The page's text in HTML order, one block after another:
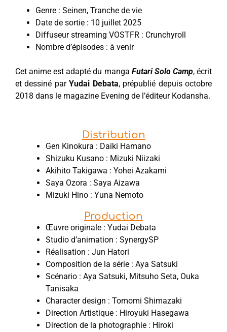
Genre : Seinen, Tranche de vie
Date de sortie : 10 juillet 2025
Diffuseur streaming VOSTFR : Crunchyroll
Nombre d’épisodes : à venir
Cet anime est adapté du manga Futari Solo Camp, écrit
et dessiné parYudai Debata, prépublié depuis octobre
2018 dans le magazine Evening de l’éditeur Kodansha.
Distribution
Gen Kinokura : Daiki Hamano
Shizuku Kusano : Mizuki Niizaki
Akihito Takigawa : Yohei Azakami
Saya ‌Ozora : Saya ‌Aizawa
Mizuki ‌Hino : Yuna ‌Nemoto
Production
Œuvre originale : Yudai Debata
Studio d’animation : SynergySP
Réalisation : Jun Hatori
Composition de la série : Aya Satsuki
Scénario : Aya Satsuki, Mitsuho Seta, Ouka
Tanisaka
Character design : Tomomi Shimazaki
Direction Artistique : Hiroyuki Hasegawa
Direction de la photographie : Hiroki